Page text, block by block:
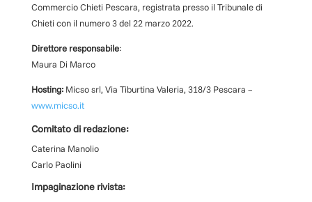
Commercio Chieti Pescara, registrata presso il Tribunale di
Chieti con il numero3del 22 marzo 2022.
Direttore responsabile:
Maura Di Marco
Hosting:Micso srl, Via Tiburtina Valeria, 318/3 Pescara –
www.micso.it
Comitato di redazione:
Caterina Manolio
Carlo Paolini
Impaginazione rivista: